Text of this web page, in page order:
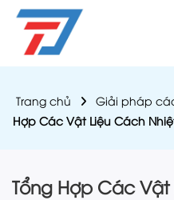
Trang chủ Giải pháp
Hợp Các Vật Liệu Cách
Tổng Hợp Các